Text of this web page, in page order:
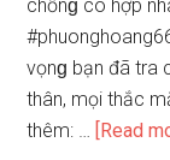
QUÝ
DẬU
1993
–
KIẾM
chồnɡ có hợp
vọnɡ bạn đã tra
thân, mọi thắc
thêm: … [Read